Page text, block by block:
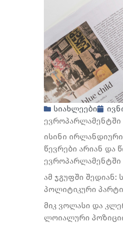
სიახლეები
ისინი ირლანდიური
წევრები არიან და
ევროპარლამენტში
ამ ჯგუფში შედიან:
პოლიტიკური
მიკ ვოლასი და
ლოიალური